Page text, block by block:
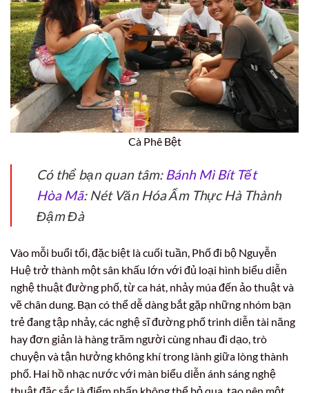
Cà Phê Bệt
Có thể bạn quan tâm: Bánh Mì Bít Tết
Hòa Mã: Nét Văn Hóa Ẩm Thực Hà Thành
Đậm Đà
Vào mỗi buổi tối, đặc biệt là cuối tuần, Phố đi bộ Nguyễn
Huệ trở thành một sân khấu lớn với đủ loại hình biểu diễn
nghệ thuật đường phố, từ ca hát, nhảy múa đến ảo thuật và
vẽ chân dung. Bạn có thể dễ dàng bắt gặp những nhóm bạn
trẻ đang tập nhảy, các nghệ sĩ đường phố trình diễn tài năng
hay đơn giản là hàng trăm người cùng nhau đi dạo, trò
chuyện và tận hưởng không khí trong lành giữa lòng thành
phố. Hai hồ nhạc nước với màn biểu diễn ánh sáng nghệ